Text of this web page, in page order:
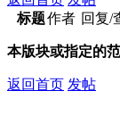
标题作者 回复/
本版块或指定的
返回首页 发帖